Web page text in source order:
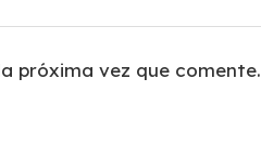
próxima vez que comente.